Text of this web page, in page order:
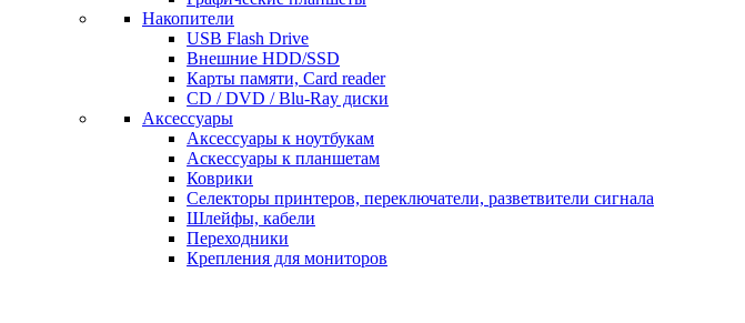
Накопители
USB Flash Drive
Внешние HDD/SSD
Карты памяти, Card reader
CD / DVD / Blu-Ray диски
Аксессуары
Аксессуары к ноутбукам
Аскессуары к планшетам
Коврики
Селекторы принтеров, переключатели, разветвители сигнала
Шлейфы, кабели
Переходники
Крепления для мониторов